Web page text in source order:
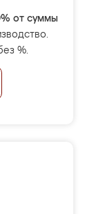
от суммы
%.